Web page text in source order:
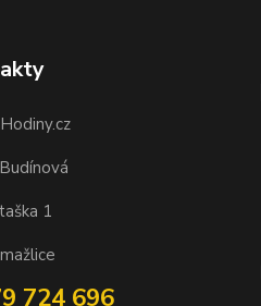
1
724 696